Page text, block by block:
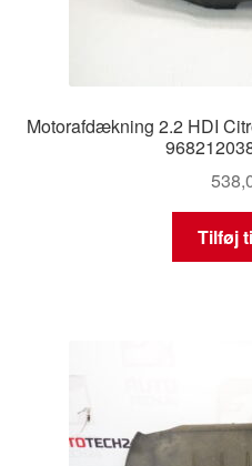
Motorafdækning 2.2 HDI
Tilføj